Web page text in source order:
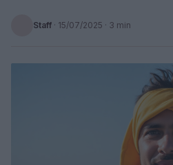
Staff · 15/07/2025 · 3 min